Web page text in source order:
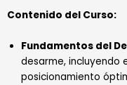
Contenido del Curso:
Fundamentos del
desarme, incluyendo
posicionamiento